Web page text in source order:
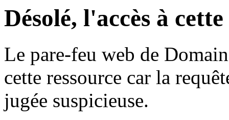
Désolé, l'accès à
Le pare-feu web de
cette ressource car la
jugée suspicieuse.